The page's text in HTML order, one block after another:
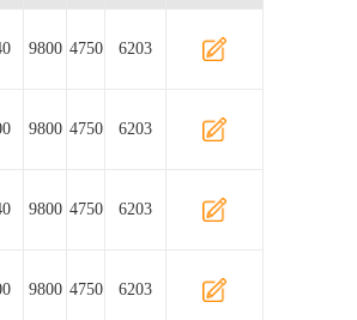
9800 4750 6203
9800 4750 6203
9800 4750 6203
9800 4750 6203